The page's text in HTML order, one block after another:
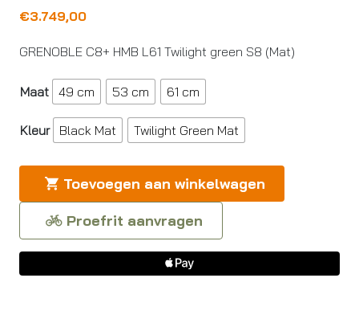
€3.749,00
GRENOBLE C8+ HMB L61 Twilight green S8 (Mat)
Maat 49 cm 53 cm 61 cm
Kleur Black Mat Twilight Green Mat
Toevoegen aan winkelwagen
Proefrit aanvragen